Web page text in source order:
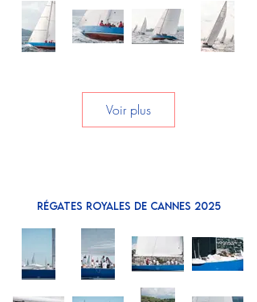
Voir plus
RÉGATES ROYALES DE CANNES 2025